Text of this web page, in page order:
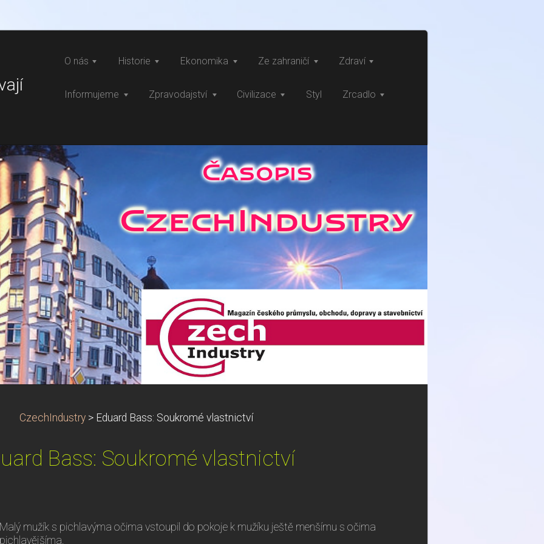
O nás Historie Ekonomika Ze zahraničí Zdraví
Informujeme Zpravodajství Civilizace Styl Zrcadlo
CzechIndustry > Eduard Bass: Soukromé vlastnictví
Bass: Soukromé vlastnictví
Malý mužík s pichlavýma očima vstoupil do pokoje k mužíku ještě menšímu s očima
pichlavějšíma.